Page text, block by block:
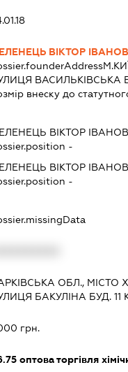
ВІКТОР
ВАСИЛЬКІВСЬКА
внеску до
ВІКТОР
-
ВІКТОР
-
ОБЛ.,
БАКУЛІНА БУД. 11
грн.
оптова торгівля